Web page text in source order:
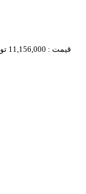
قیمت : 11,156,000 تومان